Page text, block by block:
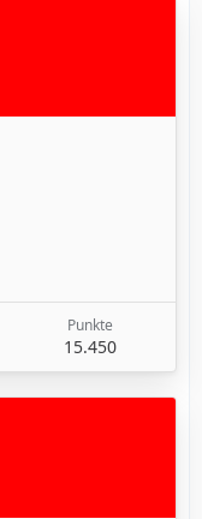
Punkte
15.450